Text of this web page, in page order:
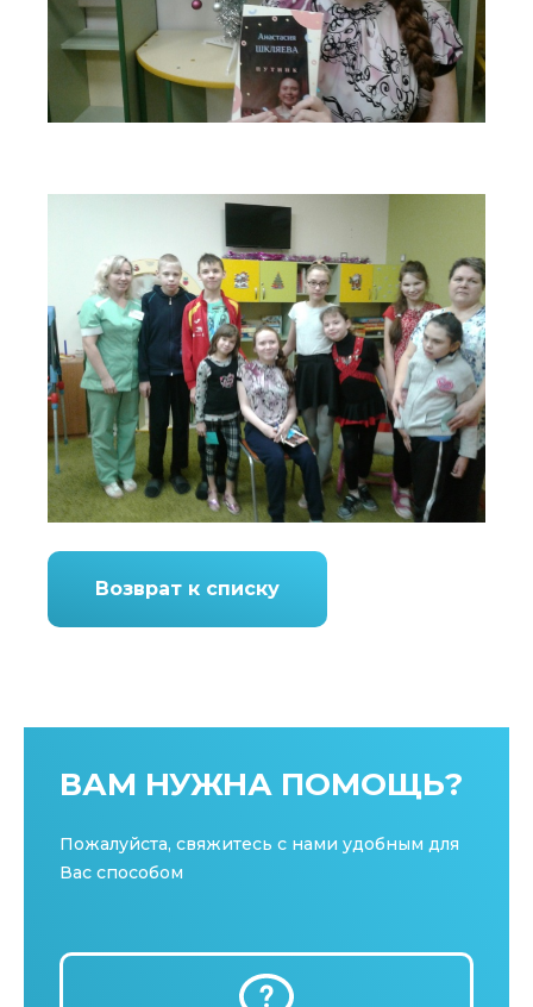
Возврат к списку
ВАМ НУЖНА ПОМОЩЬ?
Пожалуйста, свяжитесь с нами удобным для
Вас способом